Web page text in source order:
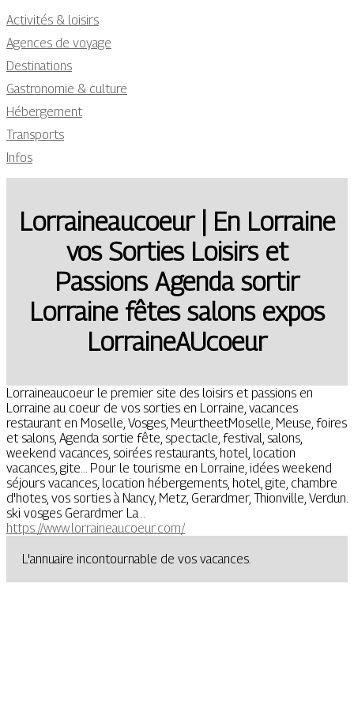
Activités & loisirs
Agences de voyage
Destinations
Gastronomie & culture
Hébergement
Transports
Infos
Lorraineaucoeur | En Lorraine
vos Sorties Loisirs et
Passions Agenda sortir
Lorraine fêtes salons expos
Lor­rai­neAUcoeur
Lorraineaucoeur le premier site des loisirs et passions en
Lorraine au coeur de vos sorties en Lorraine, vacances
restaurant en Moselle, Vosges, MeurtheetMoselle, Meuse, foires
et salons, Agenda sortie fête, spectacle, festival, salons,
weekend vacances, soirées restaurants, hotel, location
vacances, gite... Pour le tourisme en Lorraine, idées weekend
séjours vacances, location hébergements, hotel, gite, chambre
d'hotes, vos sorties à Nancy, Metz, Gerardmer, Thionville, Verdun.
ski vosges Gerardmer La ..
https://www.lorraineaucoeur.com/
L'annuaire incontournable de vos vacances.